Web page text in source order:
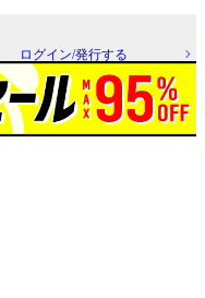
ログイン/発行する